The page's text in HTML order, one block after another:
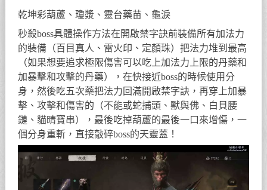
乾坤彩葫蘆、瓊漿、靈台藥苗、龜淚
秒殺boss具體操作方法在開啟禁字訣前裝備所有加法力
的裝備（百目真人、雷火印、定顏珠）把法力堆到最高
（如果想要追求極限傷害可以吃上加法力上限的丹藥和
加暴擊和攻擊的丹藥），在快接近boss的時候使用分
身，然後吃五次藥把法力回滿開啟禁字訣，再穿上加暴
擊、攻擊和傷害的（不能或蛇捕頭、獸與佛、白貝腰
鏈、貓晴寶串），最後吃掉葫蘆的最後一口來增傷，一
個分身重斬，直接敲碎boss的天靈蓋！